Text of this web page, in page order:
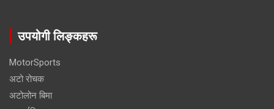
उपयोगी लिङ्कहरू
MotorSports
अटो रोचक
अटोलोन बिमा